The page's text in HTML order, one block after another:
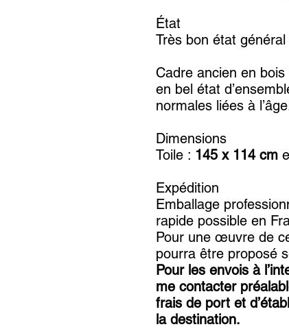
État
Très bon état
Cadre ancien en bois
en bel état
normales liées à
Dimensions
Toile : 145 x 114 cm
Expédition
Emballage
rapide possible en
Pour une œuvre de
pourra être proposé
Pour les envois à
me contacter
frais de port et
la destination.